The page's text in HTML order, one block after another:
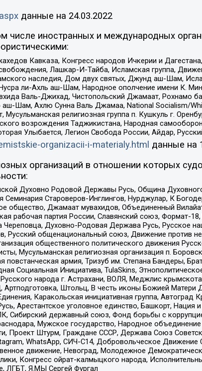
данные на 24.03.2022
иностранных и международных
Кавказа, Конгресс народов Ичкерии и
Лашкар-И-Тайба, Исламская группа,
наследия, Дом двух святых, Джунд аш-Шам,
ли-Ахль аш-Шам, Народное ополчение имени К.
Валь-Джихад, Чистопольский Джамаат, Рохнамо
Шам, Ахлю Сунна Валь Джамаа, National Socialism/
религиозная группа п. Кушкуль г.
возрождения Таджикистана, Народная
Улыбается, Легион Свобода России, Айдар,
organizacii-i-materialy.html данные на
организаций в отношении которых
Духовно Родовой Державы Русь, Община
Староверов-Инглингов, Нурджулар, К
общество, Джамаат мувахидов, Объединенный
рабочая партия России, Славянский союз, Формат-
Духовно-Родовая Держава Русь, Русское
Русский общенациональный союз, Движение против
общественного политического движения
Мусульманская религиозная организация п.
армия, Тризуб им. Степана Бандеры,
Социальная Инициатива, TulaSkins,
народа г. Астрахани, ВОЛЯ, Меджлис
Штольц, В честь иконы Божией Матери
Каракольская инициативная группа, Автоград
Арестантское уголовное единство, Башкорт,
Сибирский державный союз, Фонд борьбы с
Мужское государство, Народное
Проект Штурм, Граждане СССР, Держава Союз
WhatsApp, СИЧ-С14, Добровольческое Движение
движение, Невоград, Молодежное
Конгресс ойрат-калмыцкого народа,
ЛГБТ, Я.МЫ Сергей Фургал